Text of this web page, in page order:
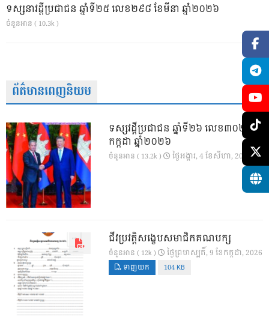
ទស្សនាវដ្ដីប្រជាជន ឆ្នាំទី២៥ លេខ២៩៨ ខែមីនា ឆ្នាំ២០២៦
ចំនួនអាន ( 10.3k )
ព័ត៌មានពេញនិយម
ទស្សវដ្តីប្រជាជន ឆ្នាំទី២៦ លេខ៣០២ ខែ
កក្កដា ឆ្នាំ២០២៦
ចំនួនអាន ( 13.2k ) ថ្ងៃ​អង្គារ, 4 ខែ​សីហា, 2026
ជីវប្រវត្តិសង្ខេបសមាជិកគណបក្ស
ចំនួនអាន ( 12k ) ថ្ងៃ​ព្រហស្បតិ៍, 9 ខែ​កក្កដា, 2026
ទាញយក 104 KB